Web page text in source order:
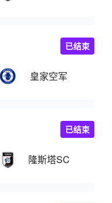
皇家空军
已结束
隆斯塔SC
已结束